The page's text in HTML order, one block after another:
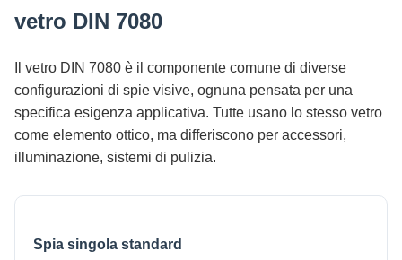
vetro DIN 7080
Il vetro DIN 7080 è il componente comune di diverse
configurazioni di spie visive, ognuna pensata per una
specifica esigenza applicativa. Tutte usano lo stesso vetro
come elemento ottico, ma differiscono per accessori,
illuminazione, sistemi di pulizia.
Spia singola standard